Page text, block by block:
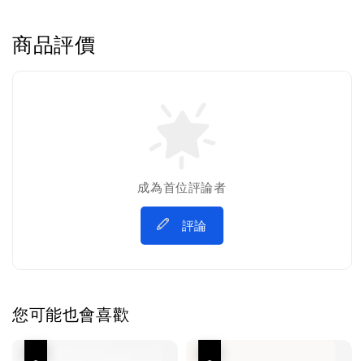
商品評價
成為首位評論者
評論
您可能也會喜歡